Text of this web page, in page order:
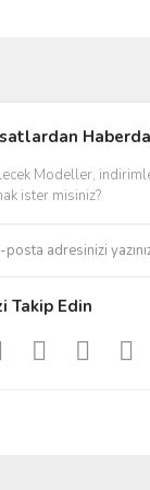
Modeller,
ister misiniz?
Takip Edin